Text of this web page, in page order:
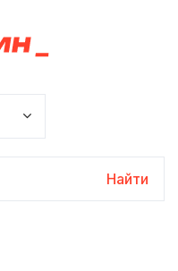
Найти